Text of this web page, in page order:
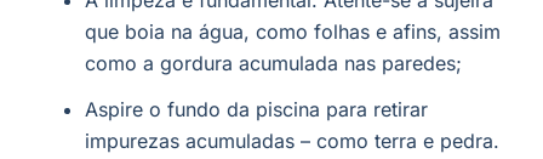
que boia na água, como folhas e afins, assim
como a gordura acumulada nas paredes;
Aspire o fundo da piscina para retirar
impurezas acumuladas – como terra e pedra.